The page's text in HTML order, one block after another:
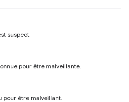
suspect.
pour être malveillante.
pour être malveillant.